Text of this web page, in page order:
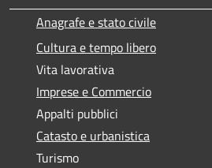
Anagrafe e stato civile
Cultura e tempo libero
Vita lavorativa
Imprese e Commercio
Appalti pubblici
Catasto e urbanistica
Turismo